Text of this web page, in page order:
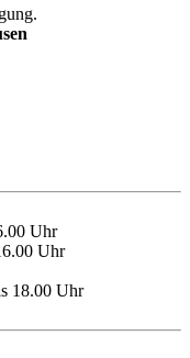
Uhr
Uhr
18.00 Uhr